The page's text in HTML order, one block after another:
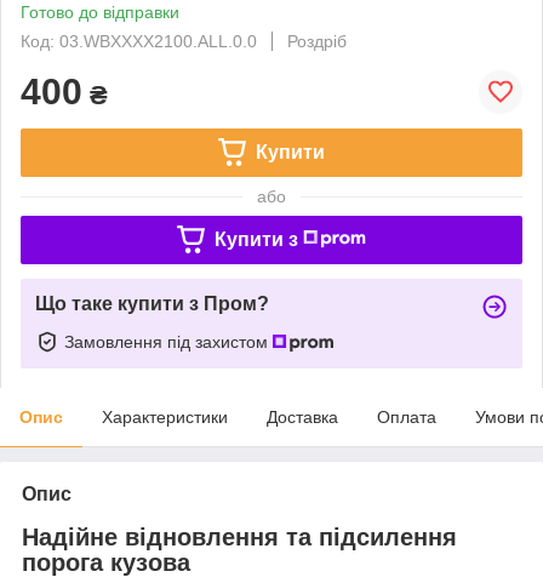
Готово до відправки
Код: 03.WBXXXX2100.ALL.0.0
Роздріб
400 ₴
Купити
або
Купити з
Що таке купити з Пром?
Замовлення під захистом
Опис Характеристики Доставка Оплата Умови
Опис
Надійне відновлення та підсилення
порога кузова